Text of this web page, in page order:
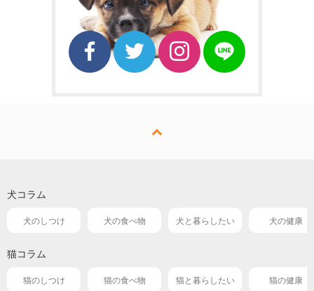
犬コラム
犬のしつけ 犬の食べ物 犬と暮らしたい 犬の健康
猫コラム
猫のしつけ 猫の食べ物 猫と暮らしたい 猫の健康